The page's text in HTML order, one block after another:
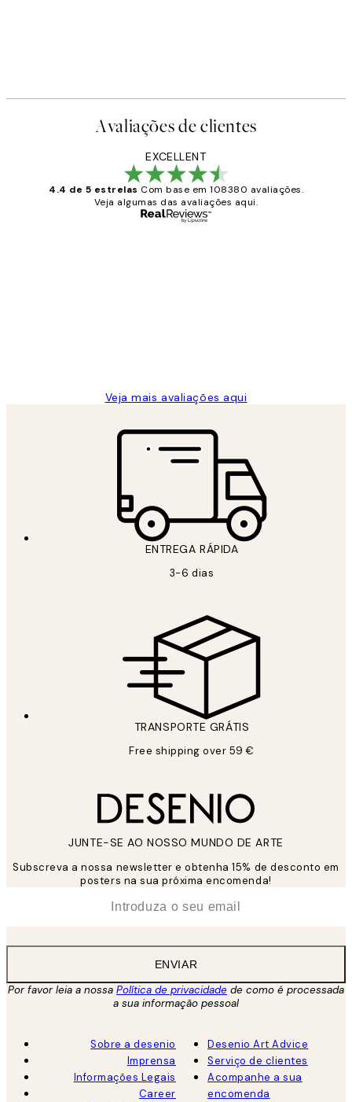
Avaliações de clientes
EXCELLENT
4.4 de 5 estrelas Com base em 108380 avaliações.
Veja algumas das avaliações aqui.
Veja mais avaliações aqui
ENTREGA RÁPIDA
3-6 dias
TRANSPORTE GRÁTIS
Free shipping over 59 €
JUNTE-SE AO NOSSO MUNDO DE ARTE
Subscreva a nossa newsletter e obtenha 15% de desconto em
posters na sua próxima encomenda!
ENVIAR
Por favor leia a nossa Política de privacidade de como é processada
a sua informação pessoal
Sobre a desenio
Imprensa
Informações Legais
Career
Desenio Art Advice
Serviço de clientes
Acompanhe a sua
encomenda